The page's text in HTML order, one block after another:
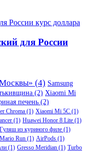
для России
(4) Samsung
(2) Xiaomi Mi
печень (2)
Chroma (1) Xiaomi Mi 5C (1)
(1) Huawei Honor 8 Lite (1)
Гуляш из куриного филе (1)
Run (1) AirPods (1)
(1) Gresso Meridian (1) Turbo